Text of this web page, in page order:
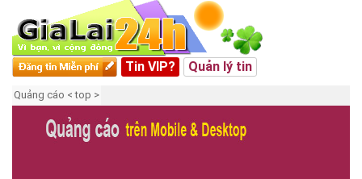
Tin VIP? Quản lý tin
Quảng cáo < top >